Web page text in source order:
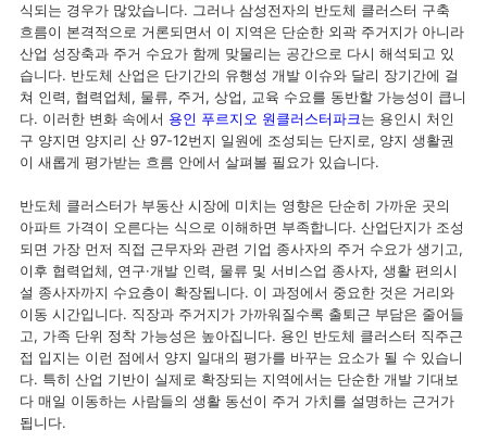
식되는 경우가 많았습니다. 그러나 삼성전자의 반도체 클러스터 구축
흐름이 본격적으로 거론되면서 이 지역은 단순한 외곽 주거지가 아니라
산업 성장축과 주거 수요가 함께 맞물리는 공간으로 다시 해석되고 있
습니다. 반도체 산업은 단기간의 유행성 개발 이슈와 달리 장기간에 걸
쳐 인력, 협력업체, 물류, 주거, 상업, 교육 수요를 동반할 가능성이 큽니
다. 이러한 변화 속에서 용인 푸르지오 원클러스터파크는 용인시 처인
구 양지면 양지리 산 97-12번지 일원에 조성되는 단지로, 양지 생활권
이 새롭게 평가받는 흐름 안에서 살펴볼 필요가 있습니다.
반도체 클러스터가 부동산 시장에 미치는 영향은 단순히 가까운 곳의
아파트 가격이 오른다는 식으로 이해하면 부족합니다. 산업단지가 조성
되면 가장 먼저 직접 근무자와 관련 기업 종사자의 주거 수요가 생기고,
이후 협력업체, 연구·개발 인력, 물류 및 서비스업 종사자, 생활 편의시
설 종사자까지 수요층이 확장됩니다. 이 과정에서 중요한 것은 거리와
이동 시간입니다. 직장과 주거지가 가까워질수록 출퇴근 부담은 줄어들
고, 가족 단위 정착 가능성은 높아집니다. 용인 반도체 클러스터 직주근
접 입지는 이런 점에서 양지 일대의 평가를 바꾸는 요소가 될 수 있습니
다. 특히 산업 기반이 실제로 확장되는 지역에서는 단순한 개발 기대보
다 매일 이동하는 사람들의 생활 동선이 주거 가치를 설명하는 근거가
됩니다.